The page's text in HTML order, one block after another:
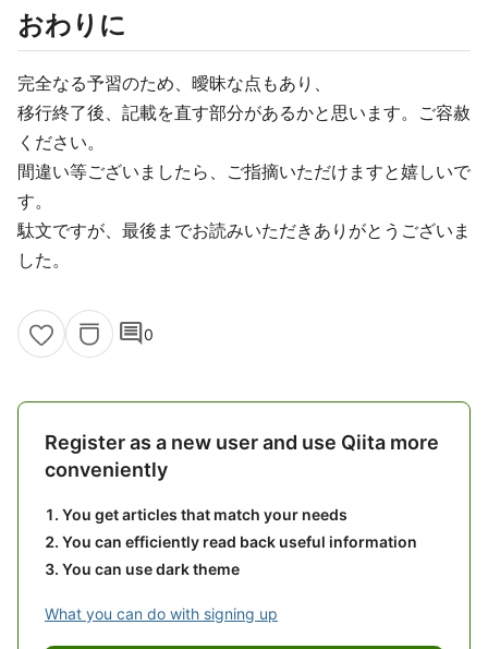
おわりに
完全なる予習のため、曖昧な点もあり、
移行終了後、記載を直す部分があるかと思います。ご容赦
ください。
間違い等ございましたら、ご指摘いただけますと嬉しいで
す。
駄文ですが、最後までお読みいただきありがとうございま
した。
comment0
Register as a new user and use Qiita more
conveniently
You get articles that match your needs
You can efficiently read back useful information
You can use dark theme
What you can do with signing up